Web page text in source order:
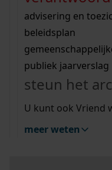
bouwvergunningen
vergunningen
beeld en geluid
uitleg nodig?
Wij helpen u op
bekijk alle
Wij helpen u op
bekijk alle zoektips
bekijk ons
advisering en
beleidsplan
publiek jaarverslag
steun het
U kunt ook Vriend
meer weten
Mijn Studiezaal